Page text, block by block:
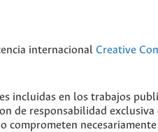
internacional Creative
incluidas en los trabajos
de responsabilidad exclusiva
comprometen